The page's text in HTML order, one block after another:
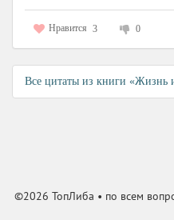
Нравится 3 0
Все цитаты из книги «Жизнь
©2026 ТопЛиба • по всем